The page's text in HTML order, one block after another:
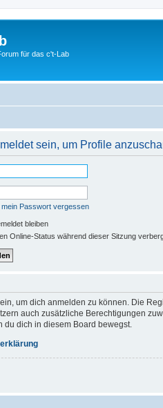
für das c't-Lab
sein, um Profile
mein Passwort vergessen
bleiben
Online-Status während dieser Sitzung
um dich anmelden zu können. Die
auch zusätzliche Berechtigungen
dich in diesem Board bewegst.